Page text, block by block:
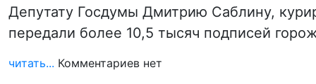
Депутату Госдумы Дмитрию Саблину,
передали более 10,5 тысяч подписей
читать... Комментариев нет